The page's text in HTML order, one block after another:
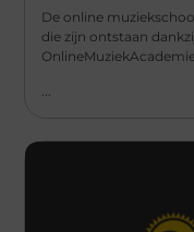
De online
die zijn ontstaan
...